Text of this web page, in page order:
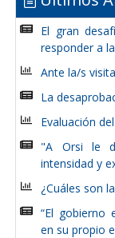
El gran
responder a
Ante la/s
La
Evaluación
"A Orsi le
intensidad y
¿Cuáles son
“El gobierno
en su propio